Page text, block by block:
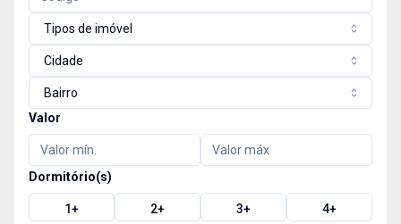
Tipos de imóvel
Cidade
Bairro
Valor
Dormitório(s)
1+ 2+ 3+ 4+